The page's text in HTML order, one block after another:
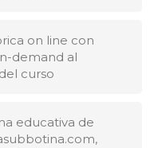
on line con
demand al
curso
educativa de